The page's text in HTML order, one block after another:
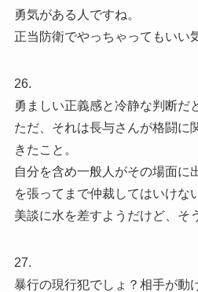
勇気がある人ですね。
正当防衛でやっちゃってもいい
26.
勇ましい正義感と冷静な判断だ
ただ、それは長与さんが格闘に
きたこと。
自分を含め一般人がその場面に
を張ってまで仲裁してはいけな
美談に水を差すようだけど、そ
27.
暴行の現行犯でしょ？相手が動